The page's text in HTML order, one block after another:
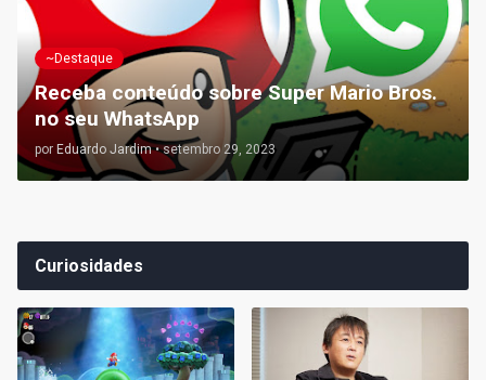
~Destaque
Receba conteúdo sobre Super Mario Bros.
no seu WhatsApp
por Eduardo Jardim • setembro 29, 2023
Curiosidades